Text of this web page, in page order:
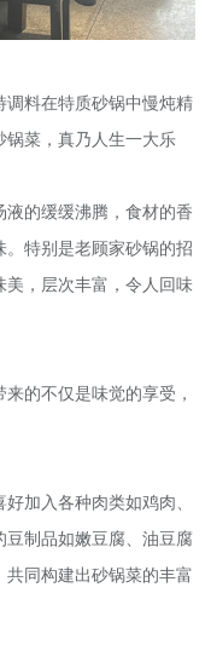
调料在特质砂锅中慢炖精
锅菜，真乃人生一大乐
的缓缓沸腾，食材的香
特别是老顾家砂锅的招
美，层次丰富，令人回味
的不仅是味觉的享受，
加入各种肉类如鸡肉、
豆制品如嫩豆腐、油豆腐
同构建出砂锅菜的丰富